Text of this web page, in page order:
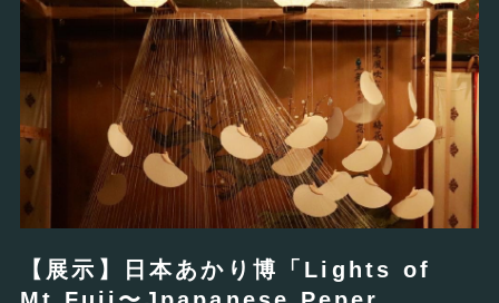
【展示】日本あかり博「Lights of